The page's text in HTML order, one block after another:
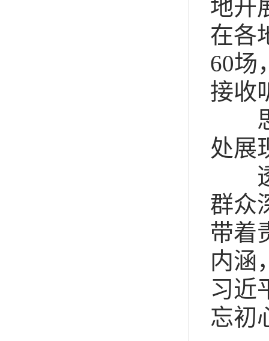
地开
在各
60场
接收
思
处展
透
群众
带着
内涵
习近
忘初